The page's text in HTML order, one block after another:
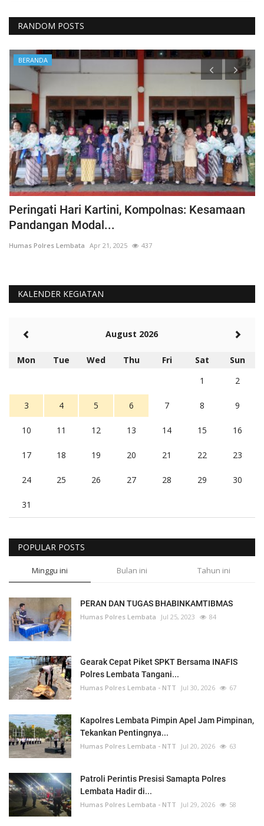
RANDOM POSTS
BERANDA
Peringati Hari Kartini, Kompolnas: Kesamaan
Pandangan Modal...
Humas Polres Lembata Apr 21, 2025 437
KALENDER KEGIATAN
August 2026
Mon Tue Wed Thu Fri Sat
Sun
1
2
3 4 5 6 7 8 9
10 11 12 13 14 15 16
17 18 19 20 21 22 23
24 25 26 27 28 29 30
31
POPULAR POSTS
Minggu ini Bulan ini Tahun ini
PERAN DAN TUGAS BHABINKAMTIBMAS
Humas Polres Lembata Jul 25, 2023 84
Gearak Cepat Piket SPKT Bersama INAFIS
Polres Lembata Tangani...
Humas Polres Lembata - NTT Jul 30, 2026 67
Kapolres Lembata Pimpin Apel Jam Pimpinan,
Tekankan Pentingnya...
Humas Polres Lembata - NTT Jul 20, 2026 63
Patroli Perintis Presisi Samapta Polres
Lembata Hadir di...
Humas Polres Lembata - NTT Jul 29, 2026 58